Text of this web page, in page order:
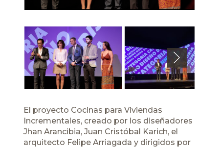
Next
El proyecto Cocinas para Viviendas
Incrementales, creado por los diseñadores
Jhan Arancibia, Juan Cristóbal Karich, el
arquitecto Felipe Arriagada y dirigidos por